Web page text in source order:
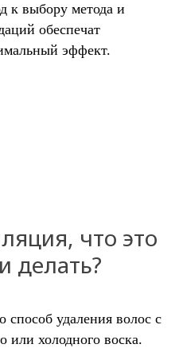
к выбору метода и
обеспечат
эффект.
что это
делать?
способ удаления волос с
или холодного воска.